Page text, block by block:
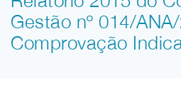
Gestão nº 014/
Comprovação